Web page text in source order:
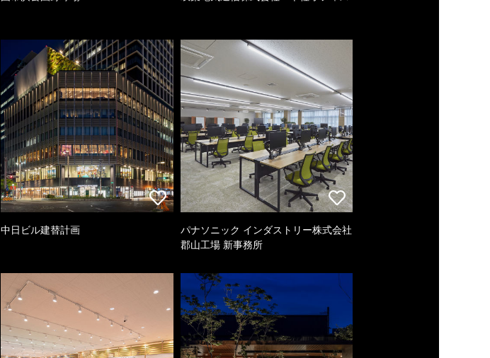
中日ビル建替計画
パナソニック インダストリー株式会社
郡山工場 新事務所